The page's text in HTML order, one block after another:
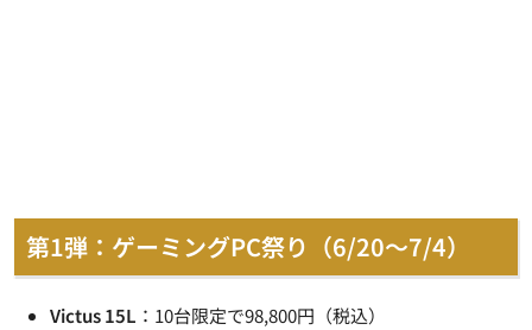
第1弾：ゲーミングPC祭り（6/20～7/4）
Victus 15L ：10台限定で98,800円（税込）